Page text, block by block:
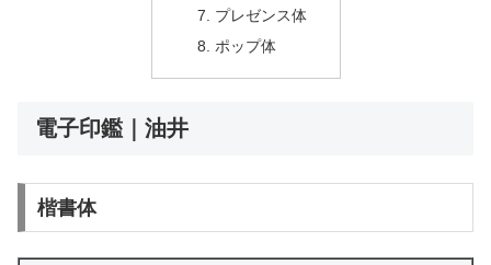
プレゼンス体
ポップ体
電子印鑑｜油井
楷書体